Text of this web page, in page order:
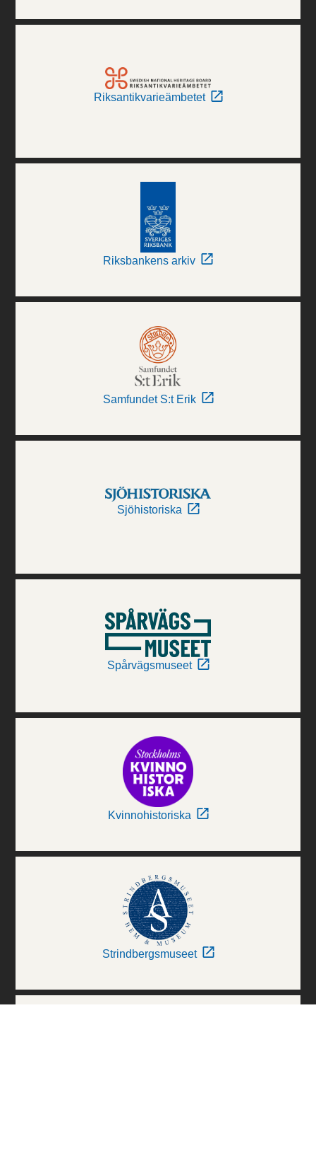
Riksantikvarieämbetet
Riksbankens arkiv
Samfundet S:t Erik
Sjöhistoriska
Spårvägsmuseet
Kvinnohistoriska
Strindbergsmuseet